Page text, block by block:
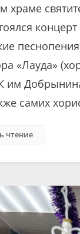
храме
«Лауда»
им
самих
чтение